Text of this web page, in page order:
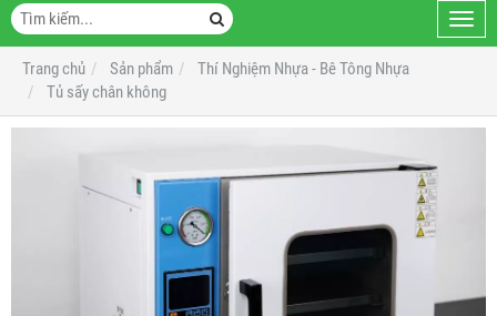
Trang chủ
Sản phẩm
Thí Nghiệm Nhựa - Bê Tông Nhựa
Tủ sấy chân không